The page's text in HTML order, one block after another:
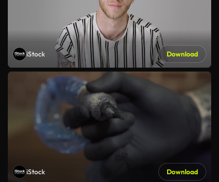
iStock Download
iStock Download